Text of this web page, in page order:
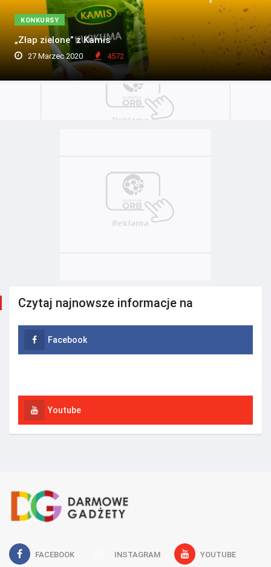
KONKURSY
„Złap zielone” z Kamis
27 Marzec 2020 4572
Czytaj najnowsze informacje na
Facebook
Youtube
FACEBOOK INSTAGRAM YOUTUBE